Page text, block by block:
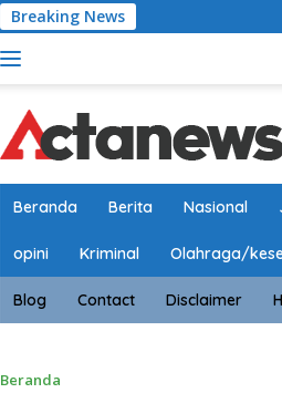
Breaking News URC
Beranda Berita Nasional
opini Kriminal Olahraga/
Blog Contact Disclaimer
Beranda